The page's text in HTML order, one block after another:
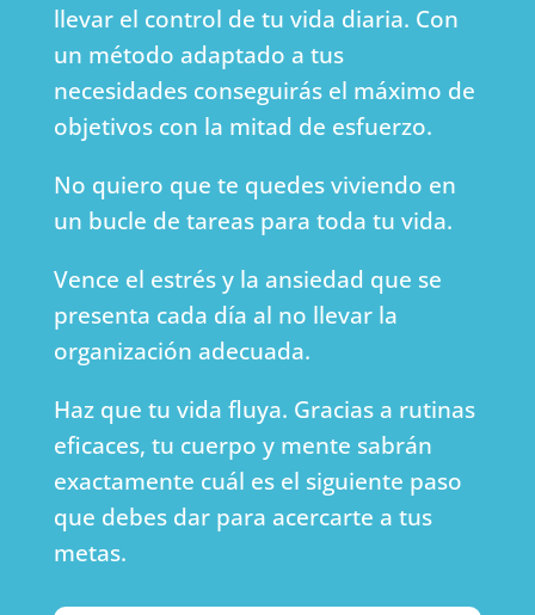
llevar el control de tu vida diaria. Con
un método adaptado a tus
necesidades conseguirás el máximo de
objetivos con la mitad de esfuerzo.
No quiero que te quedes viviendo en
un bucle de tareas para toda tu vida.
Vence el estrés y la ansiedad que se
presenta cada día al no llevar la
organización adecuada.
Haz que tu vida fluya. Gracias a rutinas
eficaces, tu cuerpo y mente sabrán
exactamente cuál es el siguiente paso
que debes dar para acercarte a tus
metas.